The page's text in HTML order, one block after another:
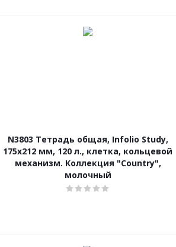
N3803 Тетрадь общая, Infolio Study,
175х212 мм, 120 л., клетка, кольцевой
механизм. Коллекция "Country",
молочный